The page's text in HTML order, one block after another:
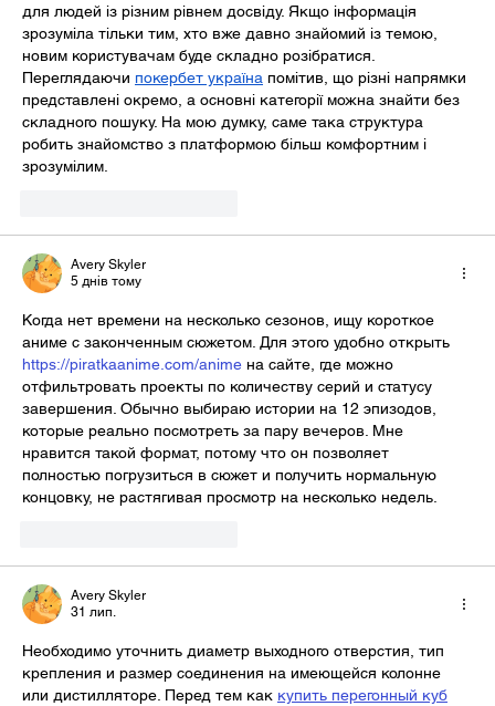
для людей із різним рівнем досвіду. Якщо інформація
зрозуміла тільки тим, хто вже давно знайомий із темою,
новим користувачам буде складно розібратися.
Переглядаючи покербет україна помітив, що різні напрямки
представлені окремо, а основні категорії можна знайти без
складного пошуку. На мою думку, саме така структура
робить знайомство з платформою більш комфортним і
зрозумілим.
Avery Skyler
5 днів тому
Когда нет времени на несколько сезонов, ищу короткое
аниме с законченным сюжетом. Для этого удобно открыть
https://piratkaanime.com/anime на сайте, где можно
отфильтровать проекты по количеству серий и статусу
завершения. Обычно выбираю истории на 12 эпизодов,
которые реально посмотреть за пару вечеров. Мне
нравится такой формат, потому что он позволяет
полностью погрузиться в сюжет и получить нормальную
концовку, не растягивая просмотр на несколько недель.
Avery Skyler
31 лип.
Необходимо уточнить диаметр выходного отверстия, тип
крепления и размер соединения на имеющейся колонне
или дистилляторе. Перед тем как купить перегонный куб